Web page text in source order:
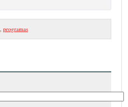
programas